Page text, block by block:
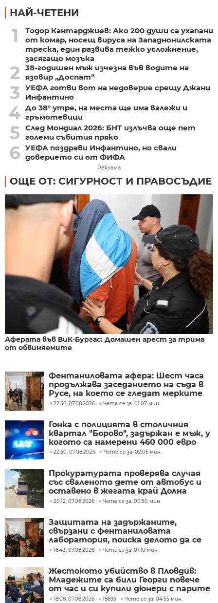
НАЙ-ЧЕТЕНИ
1
Тодор Кантарджиев: Ако 200 души са ухапани
от комар, носещ вируса на Западнонилската
треска, един развива тежко усложнение,
засягащо мозъка
2
38-годишен мъж изчезна във водите на
язовир „Доспат“
3
УЕФА готви вот на недоверие срещу Джани
Инфантино
4 До 38° утре, на места ще има валежи и
гръмотевици
5 След Мондиал 2026: БНТ излъчва още пет
големи събития пряко
6 УЕФА поздрави Инфантино, но свали
доверието си от ФИФА
Реклама
ОЩЕ ОТ: СИГУРНОСТ И ПРАВОСЪДИЕ
Аферата във ВиК-Бургас: Домашен арест за трима
от обвиняемите
Фентаниловата афера: Шест часа
продължава заседанието на съда в
Русе, на което се гледат мерките
на задържаните
22:56, 07.08.2026 Чете се за: 01:07 мин.
Гонка с полицията в столичния
квартал "Борово", задържан е мъж, у
когото са намерени 460 000 евро
22:50, 07.08.2026 Чете се за: 02:05 мин.
Прокуратурата проверява случая
със сваленото дете от автобус и
оставено в жегата край Долна
Митрополия
20:12, 07.08.2026 Чете се за: 00:50 мин.
Защитата на задържаните,
свързани с фентаниловата
лаборатория, поиска делото да се
гледа в София
18:43, 07.08.2026 Чете се за: 01:10 мин.
Жестокото убийство в Пловдив:
Младежите са били Георги повече
от час и си купили дюнери с парите
му
18:08, 07.08.2026 18695 Чете се за: 04:55 мин.